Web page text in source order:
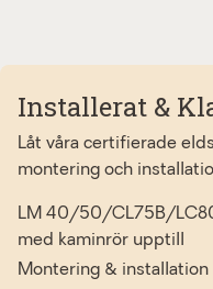
Installerat &
Låt våra certifierade
montering och
LM 40/50/CL75B/
med kaminrör upptill
Montering & installation